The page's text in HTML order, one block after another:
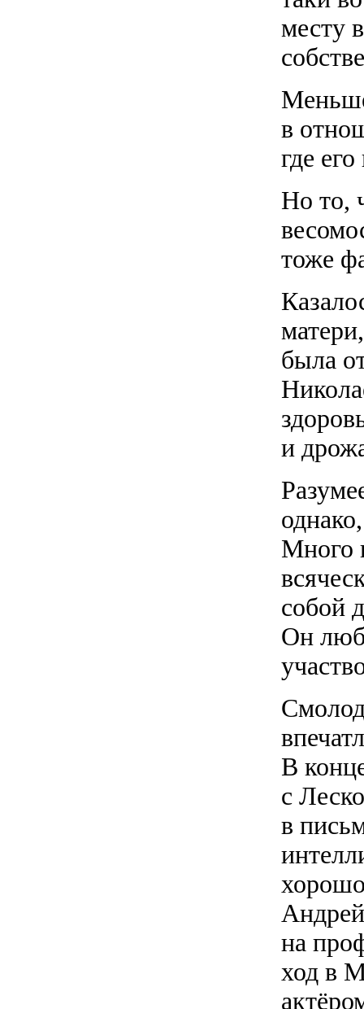
месту
в
где
Но то,
тоже
была
и
Много
собой
Он
В
с
в
на
ход в